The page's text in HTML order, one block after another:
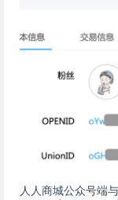
人人商城公众号端